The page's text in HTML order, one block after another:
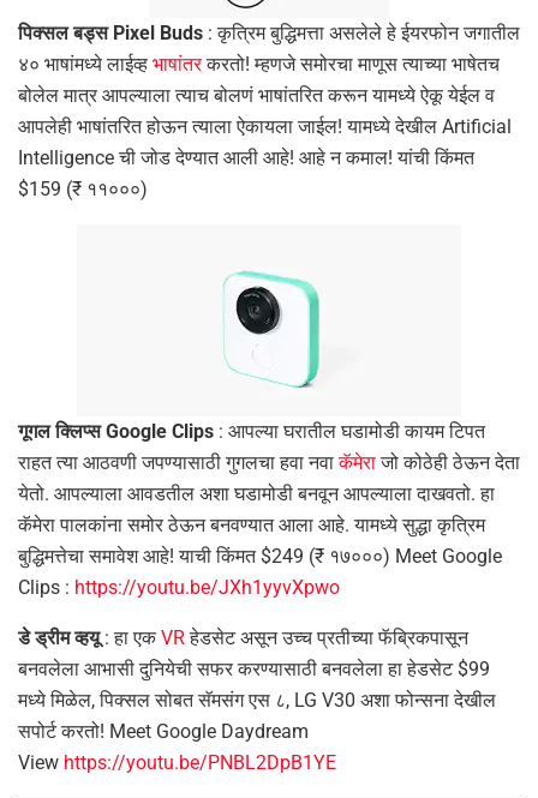
पिक्सल बड्स Pixel Buds : कृत्रिम बुद्धिमत्ता असलेले हे ईयरफोन जगातील
४० भाषांमध्ये लाईव्ह भाषांतरकरतो! म्हणजे समोरचा माणूस त्याच्या भाषेतच
बोलेल मात्र आपल्याला त्याच बोलणं भाषांतरित करून यामध्ये ऐकू येईल व
आपलेही भाषांतरित होऊन त्याला ऐकायला जाईल! यामध्ये देखील Artificial
Intelligence ची जोड देण्यात आली आहे! आहे न कमाल! यांची किंमत
$159 (₹ ११०००)
गूगल क्लिप्स Google Clips : आपल्या घरातील घडामोडी कायम टिपत
राहत त्या आठवणी जपण्यासाठी गुगलचा हवा नवाकॅमेराजो कोठेही ठेऊन देता
येतो. आपल्याला आवडतील अशा घडामोडी बनवून आपल्याला दाखवतो. हा
कॅमेरा पालकांना समोर ठेऊन बनवण्यात आला आहे. यामध्ये सुद्धा कृत्रिम
बुद्धिमत्तेचा समावेश आहे! याची किंमत $249 (₹ १७०००) Meet Google
Clips : https://youtu.be/JXh1yyvXpwo
डे ड्रीम व्हयू: हा एकVRहेडसेट असून उच्च प्रतीच्या फॅब्रिकपासून
बनवलेला आभासी दुनियेची सफर करण्यासाठी बनवलेला हा हेडसेट $99
मध्ये मिळेल, पिक्सल सोबत सॅमसंग एस ८, LG V30 अशा फोन्सना देखील
सपोर्ट करतो! Meet Google Daydream
View https://youtu.be/PNBL2DpB1YE